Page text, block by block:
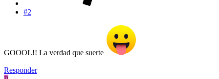
#2
GOOOL!! La verdad que suerte
Responder